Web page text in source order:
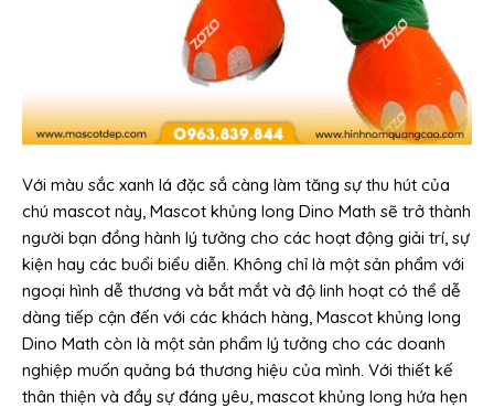
Với màu sắc xanh lá đặc sắ càng làm tăng sự thu hút của
chú mascot này, Mascot khủng long Dino Math sẽ trở thành
người bạn đồng hành lý tưởng cho các hoạt động giải trí, sự
kiện hay các buổi biểu diễn. Không chỉ là một sản phẩm với
ngoại hình dễ thương và bắt mắt và độ linh hoạt có thể dễ
dàng tiếp cận đến với các khách hàng, Mascot khủng long
Dino Math còn là một sản phẩm lý tưởng cho các doanh
nghiệp muốn quảng bá thương hiệu của mình. Với thiết kế
thân thiện và đầy sự đáng yêu, mascot khủng long hứa hẹn